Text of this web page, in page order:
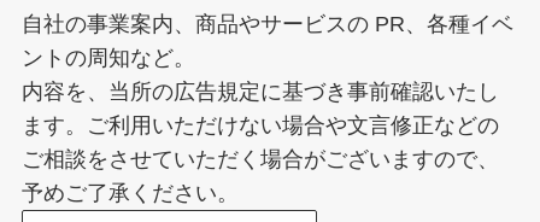
自社の事業案内、商品やサービスの PR、各種イベ
ントの周知など。
内容を、当所の広告規定に基づき事前確認いたし
ます。ご利用いただけない場合や文言修正などの
ご相談をさせていただく場合がございますので、
予めご了承ください。